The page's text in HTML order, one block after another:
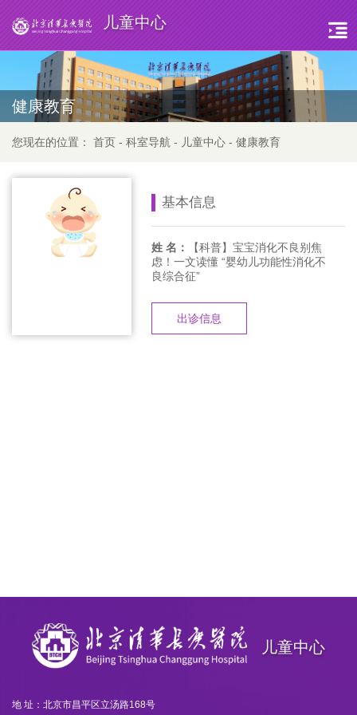
儿童中心
健康教育
您现在的位置： 首页 - 科室导航 - 儿童中心 - 健康教育
基本信息
姓 名：
【科普】宝宝消化不良别焦
虑！一文读懂 “婴幼儿功能性消化不
良综合征”
出诊信息
儿童中心
地 址：北京市昌平区立汤路168号